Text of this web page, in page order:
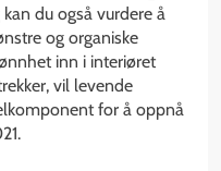
du også vurdere å
og organiske
inn i interiøret
vil levende
for å oppnå